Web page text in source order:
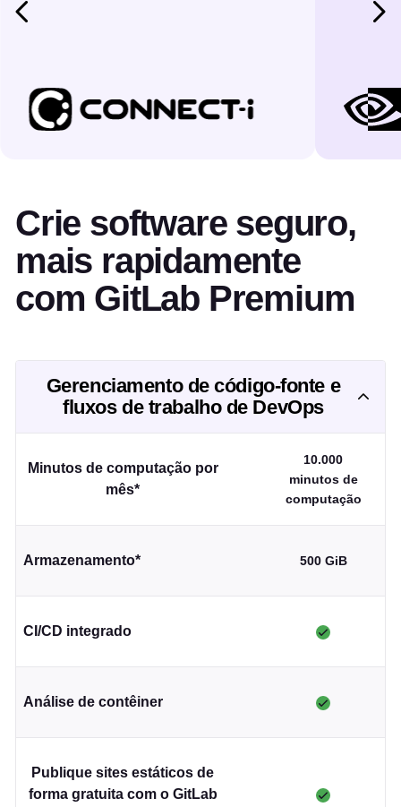
Crie software seguro,
mais rapidamente
com GitLab Premium
Gerenciamento de código-fonte e
fluxos de trabalho de DevOps
Minutos de computação por
mês*
10.000
minutos de
computação
Armazenamento* 500 GiB
CI/CD integrado
Análise de contêiner
Publique sites estáticos de
forma gratuita com o GitLab